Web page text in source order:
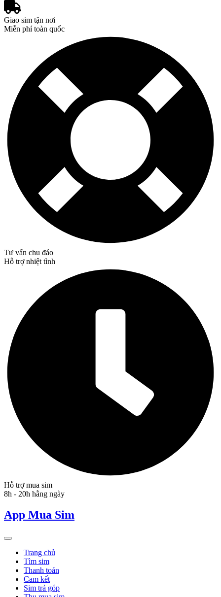
Giao sim tận nơi
Miễn phí toàn quốc
Tư vấn chu đáo
Hỗ trợ nhiệt tình
Hỗ trợ mua sim
8h - 20h hằng ngày
App Mua Sim
Trang chủ
Tìm sim
Thanh toán
Cam kết
Sim trả góp